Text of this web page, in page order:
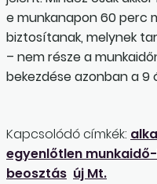
e munkanapon 60 perc
biztosítanak, melynek
– nem része a
bekezdése azonban a
Kapcsolódó címkék:
egyenlőtlen
beosztás új Mt.